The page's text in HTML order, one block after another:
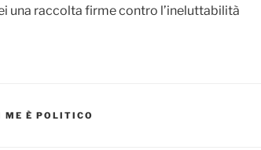
una raccolta firme contro l’ineluttabilità
ME È POLITICO